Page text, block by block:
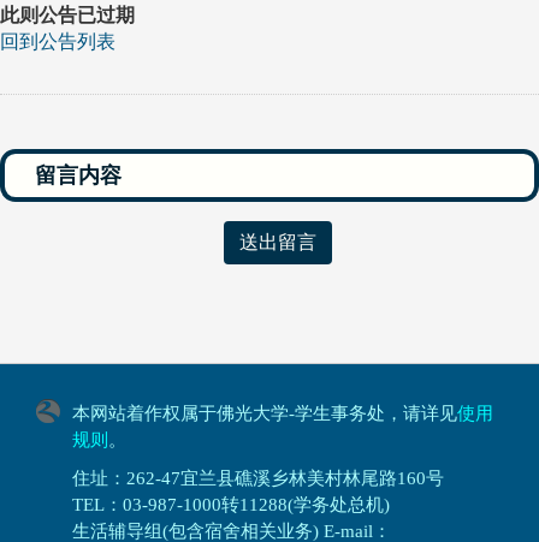
此则公告已过期
回到公告列表
送出留言
本网站着作权属于佛光大学-学生事务处，请详见使用
规则 。
住址：262-47宜兰县礁溪乡林美村林尾路160号
TEL：03-987-1000转11288(学务处总机)
生活辅导组(包含宿舍相关业务) E-mail：